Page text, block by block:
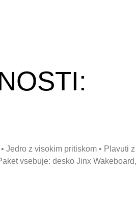
Jedro z visokim pritiskom •
vsebuje: desko Jinx